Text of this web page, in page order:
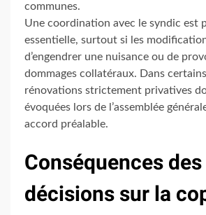
communes.
Une coordination avec le syndic est
essentielle, surtout si les
d’engendrer une nuisance ou de
dommages collatéraux. Dans
rénovations strictement privatives
évoquées lors de l’assemblée
accord préalable.
Conséquences des
décisions sur la